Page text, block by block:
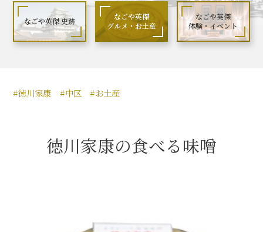
なごや英傑 体験・イベント
秀長関連 史跡 一覧
名古屋＜秀長＞観光モデルコース
豊臣秀吉と名古屋の関係
なごや英傑 史跡
なごや英傑
グルメ・お土産
なごや英傑
体験・イベント
#徳川家康 #中区 #お土産
徳川家康の食べる味噌